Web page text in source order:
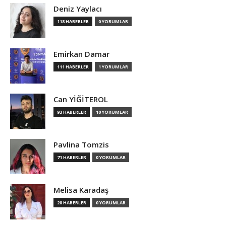
Deniz Yaylacı
118 HABERLER 0 YORUMLAR
Emirkan Damar
111 HABERLER 1 YORUMLAR
Can YİĞİTEROL
93 HABERLER 10 YORUMLAR
Pavlina Tomzis
71 HABERLER 0 YORUMLAR
Melisa Karadaş
28 HABERLER 0 YORUMLAR